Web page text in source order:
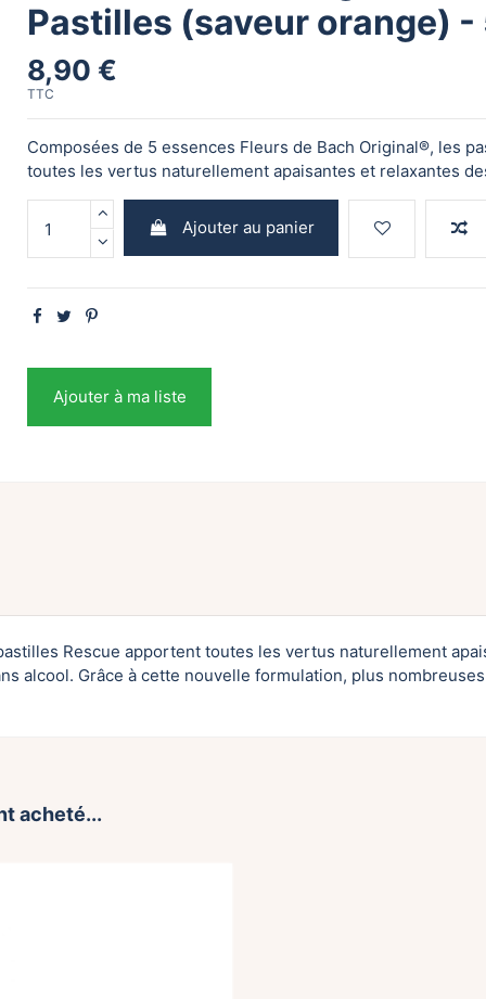
Pastilles (saveur orange) -
8,90 €
TTC
Composées de 5 essences Fleurs de Bach Original®, les
toutes les vertus naturellement apaisantes et relaxantes
Ajouter au panier
Ajouter à ma liste
Rescue apportent toutes les vertus naturellement
alcool. Grâce à cette nouvelle formulation, plus
acheté...